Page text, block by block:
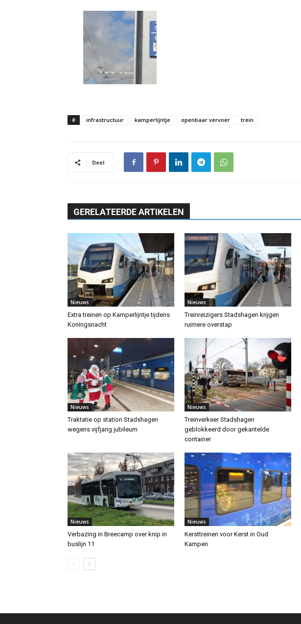
# infrastructuur kamperlijntje openbaar vervoer trein
Deel
GERELATEERDE ARTIKELEN
Nieuws
Extra treinen op Kamperlijntje tijdens
Koningsnacht
Nieuws
Treinreizigers Stadshagen krijgen
ruimere overstap
Nieuws
Traktatie op station Stadshagen
wegens vijfjarig jubileum
Nieuws
Treinverkeer Stadshagen
geblokkeerd door gekantelde
container
Nieuws
Verbazing in Breecamp over knip in
buslijn 11
Nieuws
Kersttreinen voor Kerst in Oud
Kampen